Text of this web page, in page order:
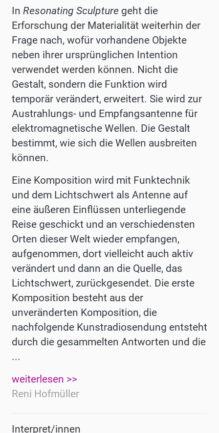
In Resonating Sculpture geht die
Erforschung der Materialität weiterhin der
Frage nach, wofür vorhandene Objekte
neben ihrer ursprünglichen Intention
verwendet werden können. Nicht die
Gestalt, sondern die Funktion wird
temporär verändert, erweitert. Sie wird zur
Austrahlungs- und Empfangsantenne für
elektromagnetische Wellen. Die Gestalt
bestimmt, wie sich die Wellen ausbreiten
können.
Eine Komposition wird mit Funktechnik
und dem Lichtschwert als Antenne auf
eine äußeren Einflüssen unterliegende
Reise geschickt und an verschiedensten
Orten dieser Welt wieder empfangen,
aufgenommen, dort vielleicht auch aktiv
verändert und dann an die Quelle, das
Lichtschwert, zurückgesendet. Die erste
Komposition besteht aus der
unveränderten Komposition, die
nachfolgende Kunstradiosendung entsteht
durch die gesammelten Antworten und die
...
weiterlesen >>
Reni Hofmüller
Interpret/innen